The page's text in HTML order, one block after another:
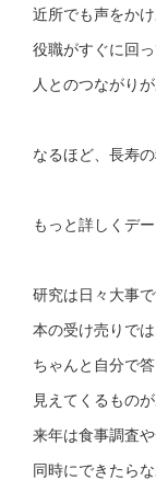
近所でも声をかけ
役職がすぐに回っ
人とのつながりが
なるほど、長寿の
もっと詳しくデ
研究は日々大事で
本の受け売りでは
ちゃんと自分で
見えてくるものが
来年は食事調査
同時にできたら